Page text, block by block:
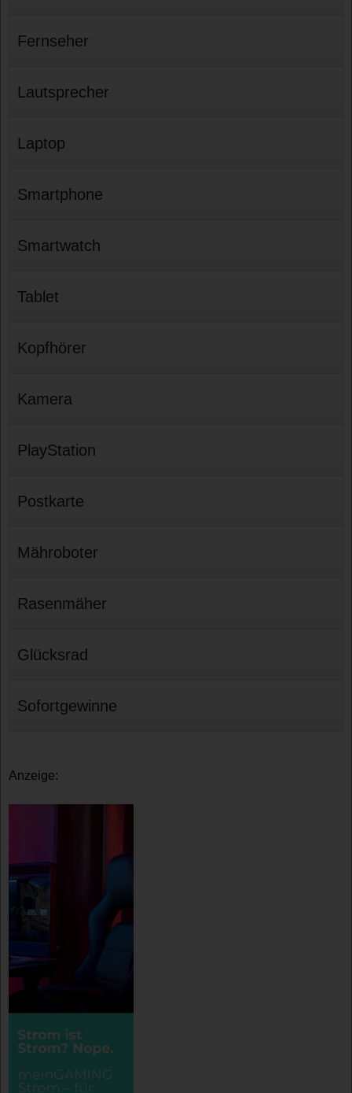
Fernseher
Lautsprecher
Laptop
Smartphone
Smartwatch
Tablet
Kopfhörer
Kamera
PlayStation
Postkarte
Mähroboter
Rasenmäher
Glücksrad
Sofortgewinne
Anzeige: